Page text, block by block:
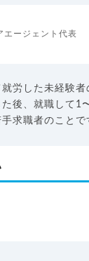
エージェント代表
労した未経験者
後、就職して1
求職者のことで